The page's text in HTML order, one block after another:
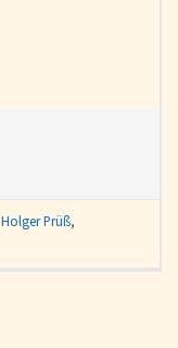
Holger Prüß,